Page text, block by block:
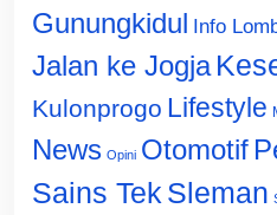
Gunungkidul Info
Jalan ke Jogja
Kulonprogo Lifestyle
News Opini Otomotif
Sains Tek Sleman